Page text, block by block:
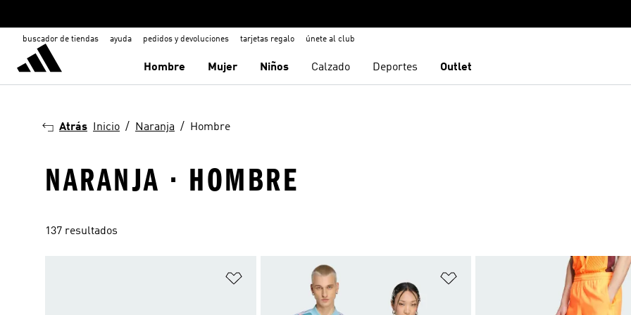
buscador de tiendas ayuda pedidos y devoluciones tarjetas regalo únete al club
Hombre Mujer Niños Calzado Deportes Outlet
Atrás Inicio Naranja Hombre
NARANJA · HOMBRE
137 resultados
Añadir a la lista de deseos Añadir a la lista de deseos